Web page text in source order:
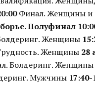
Финал. Женщины и
Полуфинал
Женщины
Женщины 28
Болдеринг. Женщины
Мужчины 17:40-